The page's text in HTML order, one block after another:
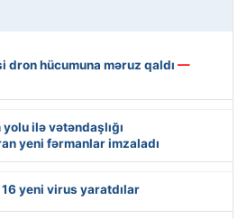
dron hücumuna məruz qaldı —
ilə vətəndaşlığı
yeni fərmanlar imzaladı
yeni virus yaratdılar